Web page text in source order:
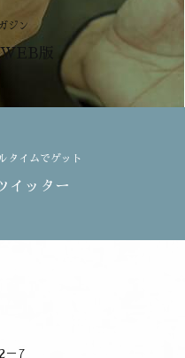
ジン
版
タイムでゲット
イッター
－7